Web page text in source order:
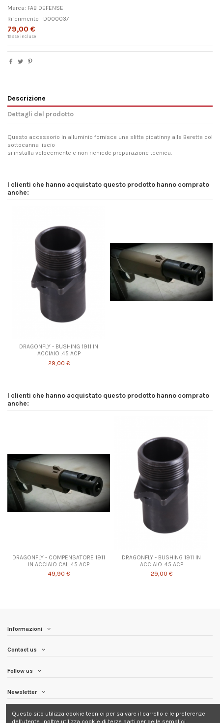
Marca: FAB DEFENSE
Riferimento FD000037
79,00 €
Tasse incluse
Descrizione
Dettagli del prodotto
Questo accessorio in alluminio fornisce una slitta picatinny alle Beretta col
sottocanna liscio
si installa velocemente e non richiede preparazione tecnica.
I clienti che hanno acquistato questo prodotto hanno comprato
anche:
DRAGONFLY - BUSHING 1911 IN
ACCIAIO .45 ACP
29,00 €
I clienti che hanno acquistato questo prodotto hanno comprato
anche:
DRAGONFLY - COMPENSATORE 1911
IN ACCIAIO CAL .45 ACP
49,90 €
DRAGONFLY - BUSHING 1911 IN
ACCIAIO .45 ACP
29,00 €
Informazioni
Contact us
Follow us
Newsletter
Questo sito utilizza cookie tecnici per salvare il carrello e le preferenze